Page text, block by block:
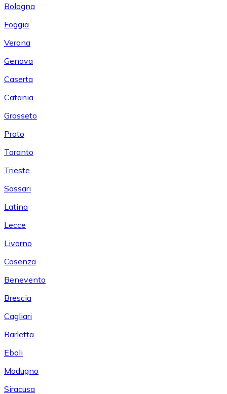
Bologna
Foggia
Verona
Genova
Caserta
Catania
Grosseto
Prato
Taranto
Trieste
Sassari
Latina
Lecce
Livorno
Cosenza
Benevento
Brescia
Cagliari
Barletta
Eboli
Modugno
Siracusa